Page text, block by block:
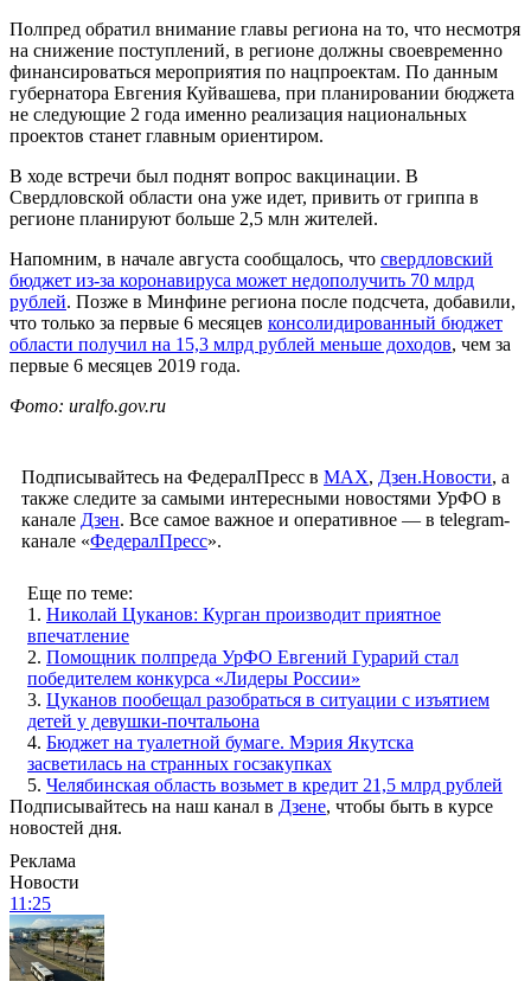
Полпред обратил внимание главы региона на то, что несмотря
на снижение поступлений, в регионе должны своевременно
финансироваться мероприятия по нацпроектам. По данным
губернатора Евгения Куйвашева, при планировании бюджета
не следующие 2 года именно реализация национальных
проектов станет главным ориентиром.
В ходе встречи был поднят вопрос вакцинации. В
Свердловской области она уже идет, привить от гриппа в
регионе планируют больше 2,5 млн жителей.
Напомним, в начале августа сообщалось, что свердловский
бюджет из-за коронавируса может недополучить 70 млрд
рублей. Позже в Минфине региона после подсчета, добавили,
что только за первые 6 месяцев консолидированный бюджет
области получил на 15,3 млрд рублей меньше доходов, чем за
первые 6 месяцев 2019 года.
Фото: uralfo.gov.ru
Подписывайтесь на ФедералПресс в МАХ, Дзен.Новости, а
также следите за самыми интересными новостями УрФО в
канале Дзен. Все самое важное и оперативное — в telegram-
канале «ФедералПресс».
Еще по теме:
1. Николай Цуканов: Курган производит приятное
впечатление
2. Помощник полпреда УрФО Евгений Гурарий стал
победителем конкурса «Лидеры России»
3. Цуканов пообещал разобраться в ситуации с изъятием
детей у девушки-почтальона
4. Бюджет на туалетной бумаге. Мэрия Якутска
засветилась на странных госзакупках
5. Челябинская область возьмет в кредит 21,5 млрд рублей
Подписывайтесь на наш канал в Дзене, чтобы быть в курсе
новостей дня.
Реклама
Новости
11:25